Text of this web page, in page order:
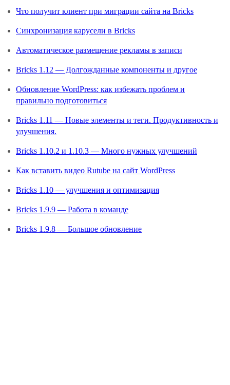
Что получит клиент при миграции сайта на Bricks
Синхронизация карусели в Bricks
Автоматическое размещение рекламы в записи
Bricks 1.12 — Долгожданные компоненты и другое
Обновление WordPress: как избежать проблем и
правильно подготовиться
Bricks 1.11 — Новые элементы и теги. Продуктивность и
улучшения.
Bricks 1.10.2 и 1.10.3 — Много нужных улучшений
Как вставить видео Rutube на сайт WordPress
Bricks 1.10 — улучшения и оптимизация
Bricks 1.9.9 — Работа в команде
Bricks 1.9.8 — Большое обновление